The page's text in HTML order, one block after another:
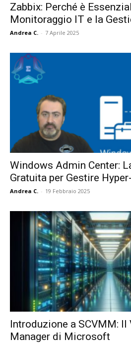
Zabbix: Perché è
Monitoraggio IT e la
Andrea C. - 7 Aprile 2025
Windows Admin Center:
Gratuita per Gestire
Andrea C. - 19 Febbraio 2025
Introduzione a SCVMM:
Manager di Microsoft